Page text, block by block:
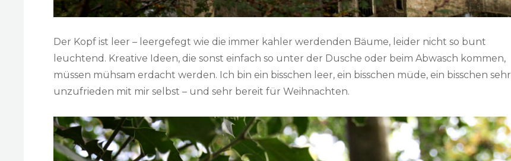
Der Kopf ist leer – leergefegt wie die immer kahler werdenden Bäume, leider nicht so bunt
leuchtend. Kreative Ideen, die sonst einfach so unter der Dusche oder beim Abwasch kommen,
müssen mühsam erdacht werden. Ich bin ein bisschen leer, ein bisschen müde, ein bisschen sehr
unzufrieden mit mir selbst – und sehr bereit für Weihnachten.